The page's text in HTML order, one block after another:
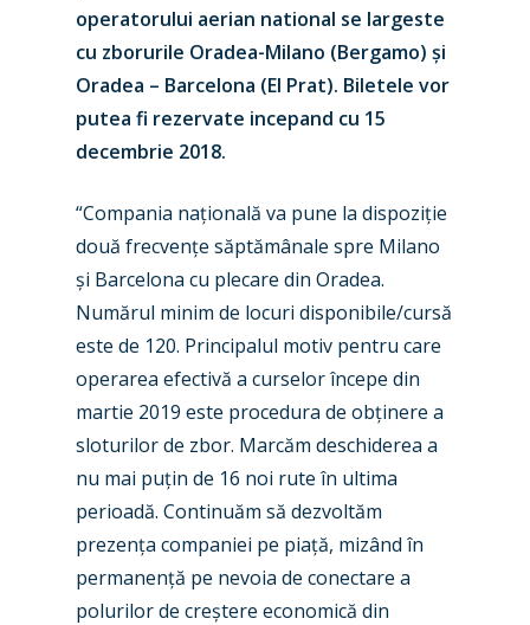
operatorului aerian national se largeste
cu zborurile Oradea-Milano (Bergamo) și
Oradea – Barcelona (El Prat). Biletele vor
putea fi rezervate incepand cu 15
decembrie 2018.
“Compania națională va pune la dispoziție
două frecvențe săptămânale spre Milano
și Barcelona cu plecare din Oradea.
Numărul minim de locuri disponibile/cursă
este de 120. Principalul motiv pentru care
operarea efectivă a curselor începe din
martie 2019 este procedura de obținere a
sloturilor de zbor. Marcăm deschiderea a
nu mai puțin de 16 noi rute în ultima
perioadă. Continuăm să dezvoltăm
prezența companiei pe piață, mizând în
permanență pe nevoia de conectare a
polurilor de creștere economică din
New Routes
Industry
Accidents / Incidents
Airshows
Dubai 2025
Business Jets